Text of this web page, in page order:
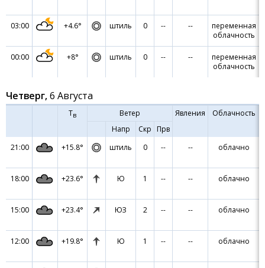
03:00 +4.6° штиль 0 -- --
переменная
облачность
00:00 +8° штиль 0 -- --
переменная
облачность
Четверг,6 Августа
Тв Ветер Явления
Облачность
Напр
Скр Прв
21:00
+15.8° штиль 0 -- -- облачно
18:00 +23.6° Ю 1 -- -- облачно
15:00 +23.4° ЮЗ 2 -- -- облачно
12:00 +19.8° Ю 1 -- -- облачно